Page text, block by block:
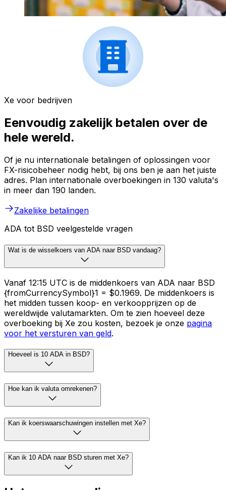
Xe voor bedrijven
Eenvoudig zakelijk betalen over de
hele wereld.
Of je nu internationale betalingen of oplossingen voor
FX-risicobeheer nodig hebt, bij ons ben je aan het juiste
adres. Plan internationale overboekingen in 130 valuta's
in meer dan 190 landen.
Zakelijke betalingen
ADA tot BSD veelgestelde vragen
Wat is de wisselkoers van ADA naar BSD vandaag?
Vanaf 12:15 UTC is de middenkoers van ADA naar BSD
{fromCurrencySymbol}1 = $0.1969. De middenkoers is
het midden tussen koop- en verkoopprijzen op de
wereldwijde valutamarkten. Om te zien hoeveel deze
overboeking bij Xe zou kosten, bezoek je onze pagina
voor het versturen van geld.
Hoeveel is 10 ADA in BSD?
Hoe kan ik valuta omrekenen?
Kan ik koerswaarschuwingen instellen met Xe?
Kan ik 10 ADA naar BSD sturen met Xe?